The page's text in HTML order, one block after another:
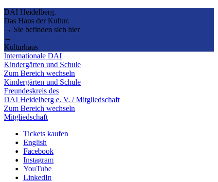
DAI Heidelberg.
Das Haus der Kultur.
→ Sie befinden sich hier
→
Kulturhaus
Internationale DAI
Kindergärten und Schule
Zum Bereich wechseln
Kindergärten und Schule
Freundeskreis des
DAI Heidelberg e. V. / Mitgliedschaft
Zum Bereich wechseln
Mitgliedschaft
Tickets kaufen
English
Facebook
Instagram
YouTube
LinkedIn